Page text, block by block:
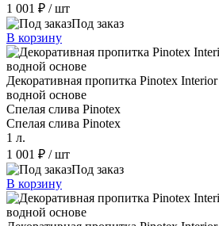
1 001 ₽ / шт
Под заказ
В корзину
Декоративная пропитка Pinotex
водной основе
Спелая слива Pinotex
Спелая слива Pinotex
1 л.
1 001 ₽ / шт
Под заказ
В корзину